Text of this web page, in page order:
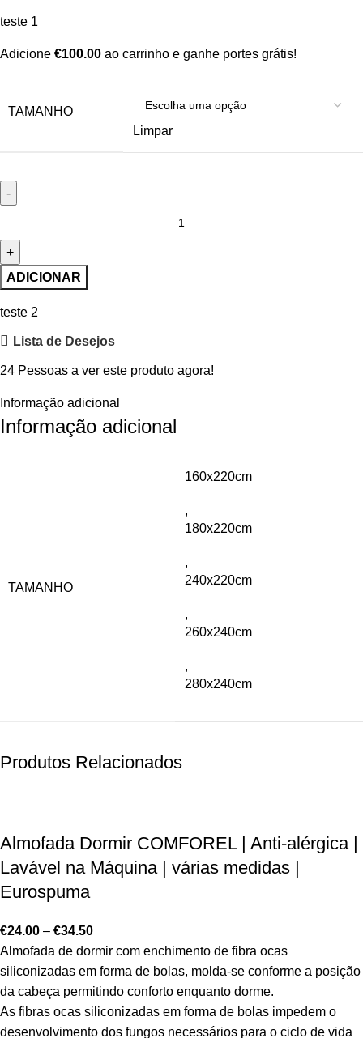
teste 1
Adicione €100.00 ao carrinho e ganhe portes grátis!
TAMANHO
Limpar
ADICIONAR
teste 2
Lista de Desejos
24 Pessoas a ver este produto agora!
Informação adicional
Informação adicional
TAMANHO
160x220cm
,
180x220cm
,
240x220cm
,
260x240cm
,
280x240cm
Produtos Relacionados
Almofada Dormir COMFOREL | Anti-alérgica |
Lavável na Máquina | várias medidas |
Eurospuma
€24.00 – €34.50
Almofada de dormir com enchimento de fibra ocas
siliconizadas em forma de bolas, molda-se conforme a posição
da cabeça permitindo conforto enquanto dorme.
As fibras ocas siliconizadas em forma de bolas impedem o
desenvolvimento dos fungos necessários para o ciclo de vida